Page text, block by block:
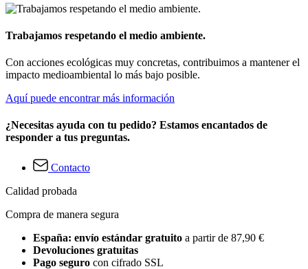
Trabajamos respetando el medio ambiente.
Con acciones ecológicas muy concretas, contribuimos a mantener el
impacto medioambiental lo más bajo posible.
Aquí puede encontrar más información
¿Necesitas ayuda con tu pedido? Estamos encantados de
responder a tus preguntas.
Contacto
Calidad probada
Compra de manera segura
España: envío estándar gratuito a partir de 87,90 €
Devoluciones gratuitas
Pago seguro con cifrado SSL